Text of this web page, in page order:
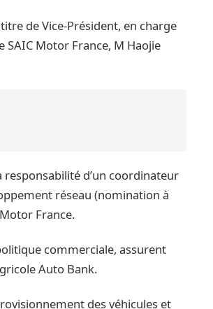
de Vice-Président, en charge
SAIC Motor France, M Haojie
d’un coordinateur
réseau (nomination à
France.
commerciale, assurent
Auto Bank.
des véhicules et